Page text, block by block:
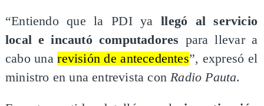
“Entiendo que la PDI yallegó al servicio
local e incautó computadores para llevar a
cabo unarevisión de antecedentes”, expresó el
ministro en una entrevista con Radio Pauta.